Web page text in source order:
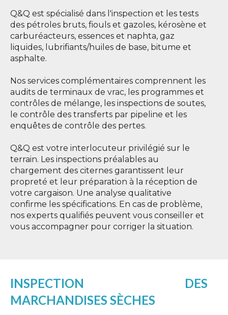
Q&Q est spécialisé dans l'inspection et les tests
des pétroles bruts, fiouls et gazoles, kérosène et
carburéacteurs, essences et naphta, gaz
liquides, lubrifiants/huiles de base, bitume et
asphalte.
Nos services complémentaires comprennent les
audits de terminaux de vrac, les programmes et
contrôles de mélange, les inspections de soutes,
le contrôle des transferts par pipeline et les
enquêtes de contrôle des pertes.
Q&Q est votre interlocuteur privilégié sur le
terrain. Les inspections préalables au
chargement des citernes garantissent leur
propreté et leur préparation à la réception de
votre cargaison. Une analyse qualitative
confirme les spécifications. En cas de problème,
nos experts qualifiés peuvent vous conseiller et
vous accompagner pour corriger la situation.
INSPECTION DES
MARCHANDISES SÈCHES